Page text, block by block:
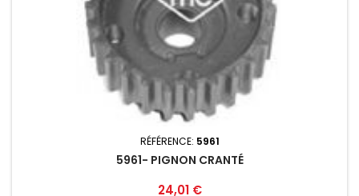
RÉFÉRENCE: 5961
5961- PIGNON CRANTÉ
Prix
24,01 €